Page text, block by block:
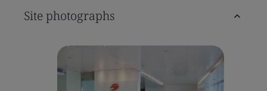
Site photographs